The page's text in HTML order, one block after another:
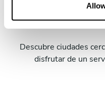
Descubre ciudades
disfrutar de un